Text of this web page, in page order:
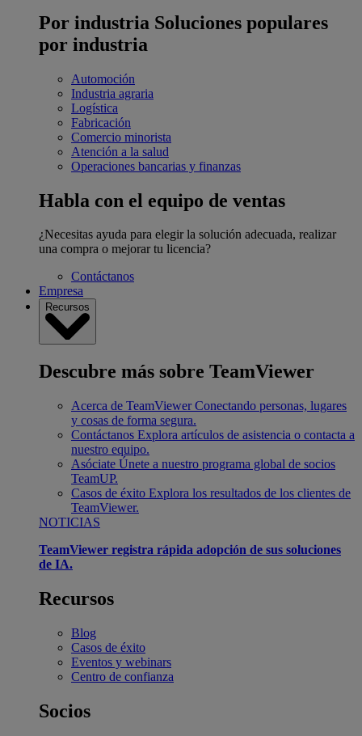
Por industria Soluciones populares
por industria
Automoción
Industria agraria
Logística
Fabricación
Comercio minorista
Atención a la salud
Operaciones bancarias y finanzas
Habla con el equipo de ventas
¿Necesitas ayuda para elegir la solución adecuada, realizar
una compra o mejorar tu licencia?
Contáctanos
Empresa
Recursos
Descubre más sobre TeamViewer
Acerca de TeamViewer Conectando personas, lugares
y cosas de forma segura.
Contáctanos Explora artículos de asistencia o contacta a
nuestro equipo.
Asóciate Únete a nuestro programa global de socios
TeamUP.
Casos de éxito Explora los resultados de los clientes de
TeamViewer.
NOTICIAS
TeamViewer registra rápida adopción de sus soluciones
de IA.
Recursos
Blog
Casos de éxito
Eventos y webinars
Centro de confianza
Socios